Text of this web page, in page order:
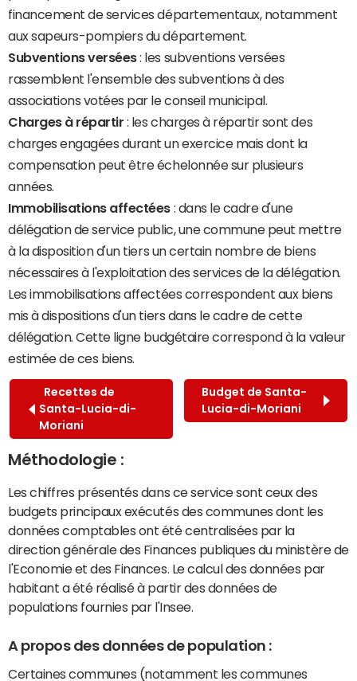
financement de services départementaux, notamment
aux sapeurs-pompiers du département.
Subventions versées: les subventions versées
rassemblent l'ensemble des subventions à des
associations votées par le conseil municipal.
Charges à répartir : les charges à répartir sont des
charges engagées durant un exercice mais dont la
compensation peut être échelonnée sur plusieurs
années.
Immobilisations affectées : dans le cadre d'une
délégation de service public, une commune peut mettre
à la disposition d'un tiers un certain nombre de biens
nécessaires à l'exploitation des services de la délégation.
Les immobilisations affectées correspondent aux biens
mis à dispositions d'un tiers dans le cadre de cette
délégation. Cette ligne budgétaire correspond à la valeur
estimée de ces biens.
Recettes de
Santa-Lucia-di-
Moriani
Budget de Santa-
Lucia-di-Moriani
Méthodologie :
Les chiffres présentés dans ce service sont ceux des
budgets principaux exécutés des communes dont les
données comptables ont été centralisées par la
direction générale des Finances publiques du ministère de
l'Economie et des Finances. Le calcul des données par
habitant a été réalisé à partir des données de
populations fournies par l'Insee.
A propos des données de population :
Certaines communes (notamment les communes